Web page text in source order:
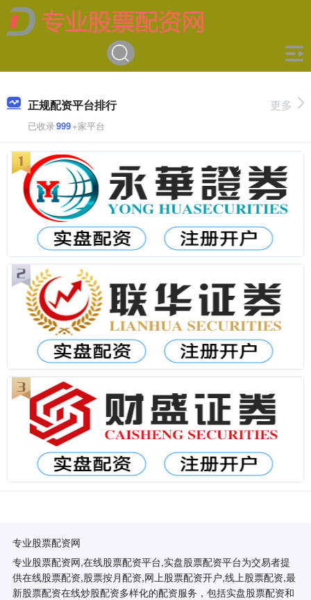
正规配资平台排行
已收录999+家平台
更多
专业股票配资网
专业股票配资网,在线股票配资平台,实盘股票配资平台为交易者提
供在线股票配资,股票按月配资,网上股票配资开户,线上股票配资,最
新股票配资在线炒股配资多样化的配资服务，包括实盘股票配资和